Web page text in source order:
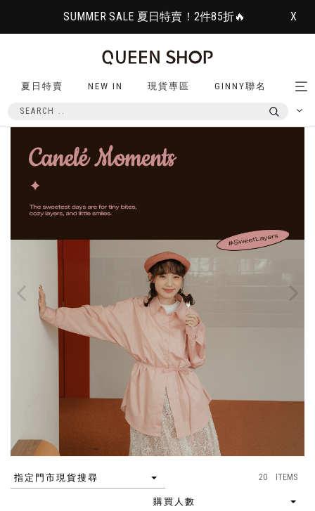
SUMMER SALE 夏日特賣！2件85折🔥 X
夏日特賣 NEW IN 現貨專區 GINNY聯名
指定門市現貨搜尋 20 ITEMS
購買人數